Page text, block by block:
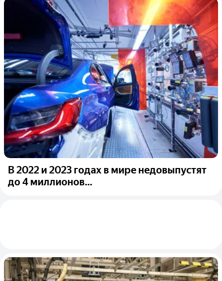
В 2022 и 2023 годах в мире недовыпустят
до 4 миллионов...